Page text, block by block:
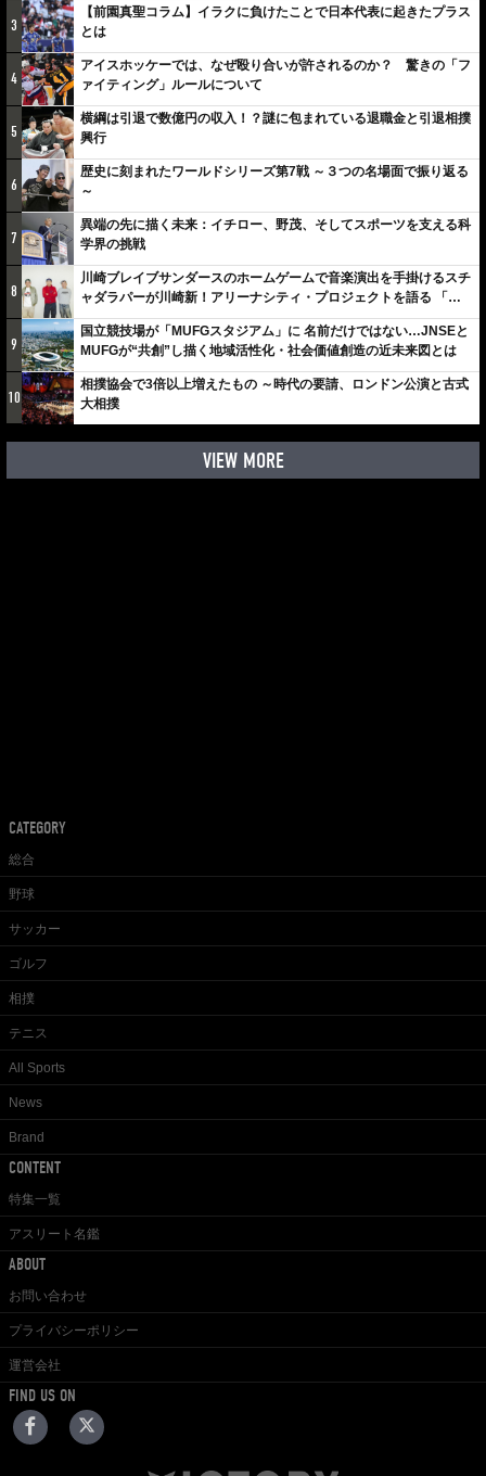
3
【前園真聖コラム】イラクに負けたことで日本代表に起きたプラス
とは
4
アイスホッケーでは、なぜ殴り合いが許されるのか？ 驚きの「フ
ァイティング」ルールについて
5
横綱は引退で数億円の収入！？謎に包まれている退職金と引退相撲
興行
6
歴史に刻まれたワールドシリーズ第7戦 ～３つの名場面で振り返る
～
7
異端の先に描く未来：イチロー、野茂、そしてスポーツを支える科
学界の挑戦
8
川崎ブレイブサンダースのホームゲームで音楽演出を手掛けるスチ
ャダラパーが川崎新！アリーナシティ・プロジェクトを語る 「楽
しみでしかないでしょ。川崎は、ずっと成長曲線だから」
9
国立競技場が「MUFGスタジアム」に 名前だけではない…JNSEと
MUFGが“共創”し描く地域活性化・社会価値創造の近未来図とは
10
相撲協会で3倍以上増えたもの ～時代の要請、ロンドン公演と古式
大相撲
VIEW MORE
CATEGORY
総合
野球
サッカー
ゴルフ
相撲
テニス
All Sports
News
Brand
CONTENT
特集一覧
アスリート名鑑
ABOUT
お問い合わせ
プライバシーポリシー
運営会社
FIND US ON